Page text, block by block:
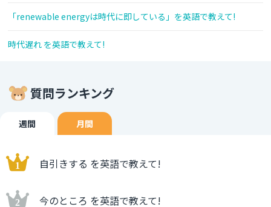
「renewable energyは時代に即している」を英語で教えて!
時代遅れ を英語で教えて!
質問ランキング
週間 月間
自引きする を英語で教えて!
今のところ を英語で教えて!